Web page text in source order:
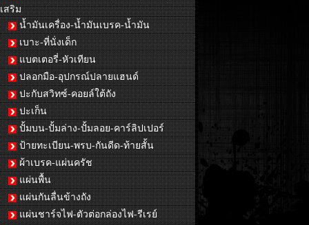
เสริม
น้ำมันเครื่อง-น้ำมันเบรค-น้ำมัน
เบาะ-ที่นั่งเด็ก
แบตเตอรี่-หัวเทียน
ปลอกมือ-อุปกรณ์ปลายแฮนด์
ปะกับสวิทซ์-คอยล์ใต้ถัง
ปะเก็น
ปั้มบน-ปั้มล่าง-ปั้มลอย-คาร์ลิปเปอร์
ป้ายทะเบียน-พรบ-กันดีด-ท้ายสั้น
ผ้าเบรค-แผ่นครัช
แผ่นพื้น
แผ่นกันลื่นข้างถัง
แผ่นชาร์จไฟ-ตัวต่อกล่องไฟ-รีเรย์